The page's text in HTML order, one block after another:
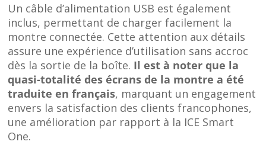
Un câble d’alimentation USB est également
inclus, permettant de charger facilement la
montre connectée. Cette attention aux détails
assure une expérience d’utilisation sans accroc
dès la sortie de la boîte. Il est à noter que la
quasi-totalité des écrans de la montre a été
traduite en français, marquant un engagement
envers la satisfaction des clients francophones,
une amélioration par rapport à la ICE Smart
One.